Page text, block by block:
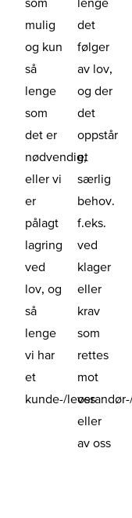
mulig
og kun
så
lenge
som
det er
nødvendig,
eller vi
er
pålagt
lagring
ved
lov, og
så
lenge
vi har
et
kunde-/
det
følger
av lov,
og der
det
oppstår
et
særlig
behov.
f.eks.
ved
klager
eller
krav
som
rettes
mot
oss
eller
av oss